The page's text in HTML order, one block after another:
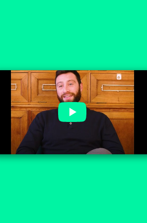
Groupe IMT : témoignage de
Cyril, IMTiste en formation
TSPCI